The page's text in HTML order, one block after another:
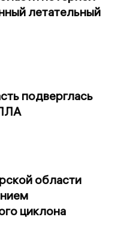
летательный
подверглась
области
циклона